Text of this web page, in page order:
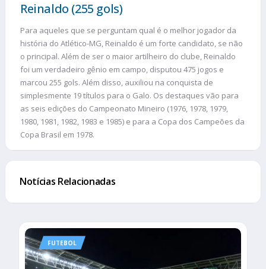
Reinaldo (255 gols)
Para aqueles que se perguntam qual é o melhor jogador da
história do Atlético-MG, Reinaldo é um forte candidato, se não
o principal. Além de ser o maior artilheiro do clube, Reinaldo
foi um verdadeiro gênio em campo, disputou 475 jogos e
marcou 255 gols. Além disso, auxiliou na conquista de
simplesmente 19 títulos para o Galo. Os destaques vão para
as seis edições do Campeonato Mineiro (1976, 1978, 1979,
1980, 1981, 1982, 1983 e 1985) e para a Copa dos Campeões da
Copa Brasil em 1978.
Notícias Relacionadas
FUTEBOL